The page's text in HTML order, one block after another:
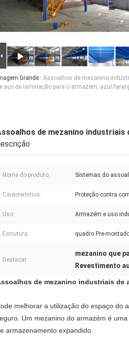
Grande : Assoalhos de mezanino
aço de laminação para o armazém, azul/
de mezanino industriais
Nome do produto: Sistemas do
Característica: Proteção contra
Uso: Armazém e uso
Estrutura: quadro Pre-
Destacar:
mezanino que
Revestimento
de mezanino industriais de
melhorar a utilização do espaço do
Um mezanino do armazém é
armazenamento expandido.